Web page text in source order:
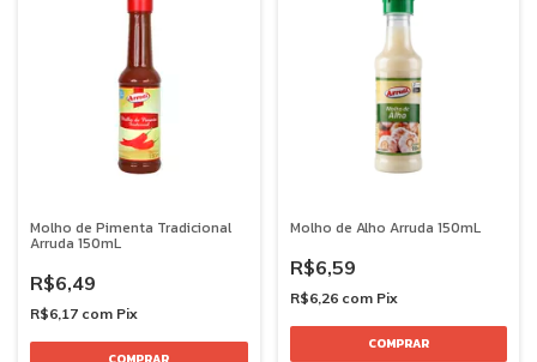
Molho de Pimenta Tradicional
Arruda 150mL
R$6,49
R$6,17 com Pix
Molho de Alho Arruda 150mL
R$6,59
R$6,26 com Pix